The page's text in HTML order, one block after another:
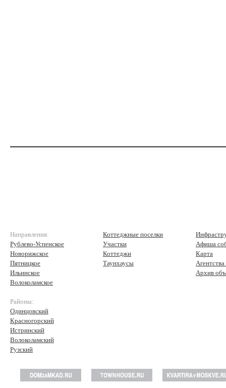
Направления:
Рублево-Успенское
Новорижское
Пятницкое
Ильинское
Волоколамское
Районы:
Одинцовский
Красногорский
Истринский
Волоколамский
Рузский
Коттеджные поселки
Участки
Коттеджи
Таунхаусы
Афиша
Карта
Архив